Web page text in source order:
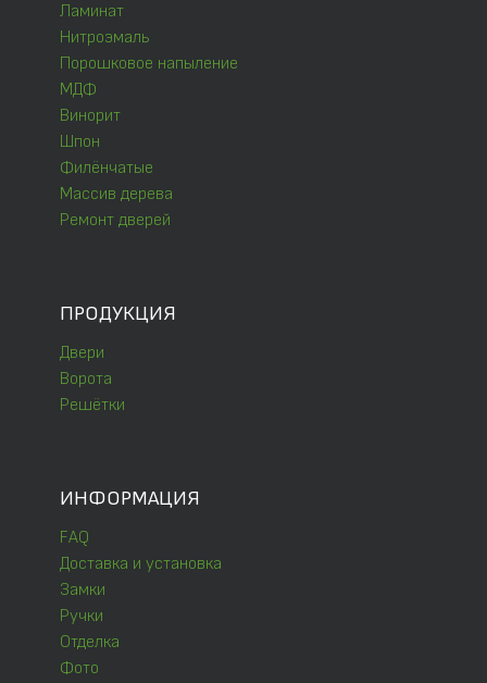
Ламинат
Нитроэмаль
Порошковое напыление
МДФ
Винорит
Шпон
Филёнчатые
Массив дерева
Ремонт дверей
ПРОДУКЦИЯ
Двери
Ворота
Решётки
ИНФОРМАЦИЯ
FAQ
Доставка и установка
Замки
Ручки
Отделка
Фото